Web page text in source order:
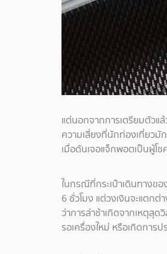
แต่นอกจากการเตรียมตัวแ
ความเสี่ยงที่นักท่องเที่ยวมัก
เมื่อดันเจอแจ็กพอตเป็นผู้โ
ในกรณีที่กระเป๋าเดินทางข
6 ชั่วโมง แต่วงเงินจะแตก
ว่าการล่าช้าเกิดจากเหตุสุ
รอเครื่องใหม่ หรือเกิดการ